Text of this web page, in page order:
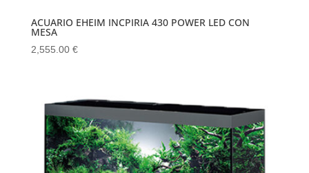
ACUARIO EHEIM INCPIRIA 430 POWER LED CON
MESA
2,555.00 €